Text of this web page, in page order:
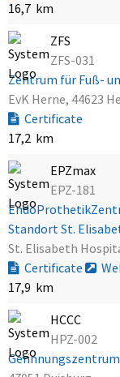
16,7 km
ZFS
ZFS-031
Zentrum für Fuß-
EvK Herne, 44623
Certificate
17,2 km
EPZmax
EPZ-181
Standort St.
St. Elisabeth
Certificate
17,9 km
HCCC
HPZ-002